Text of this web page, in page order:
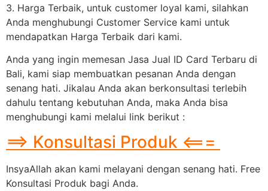
3. Harga Terbaik, untuk customer loyal kami, silahkan
Anda menghubungi Customer Service kami untuk
mendapatkan Harga Terbaik dari kami.
Anda yang ingin memesan Jasa Jual ID Card Terbaru di
Bali, kami siap membuatkan pesanan Anda dengan
senang hati. Jikalau Anda akan berkonsultasi terlebih
dahulu tentang kebutuhan Anda, maka Anda bisa
menghubungi kami melalui link berikut :
==> Konsultasi Produk <===
InsyaAllah akan kami melayani dengan senang hati. Free
Konsultasi Produk bagi Anda.